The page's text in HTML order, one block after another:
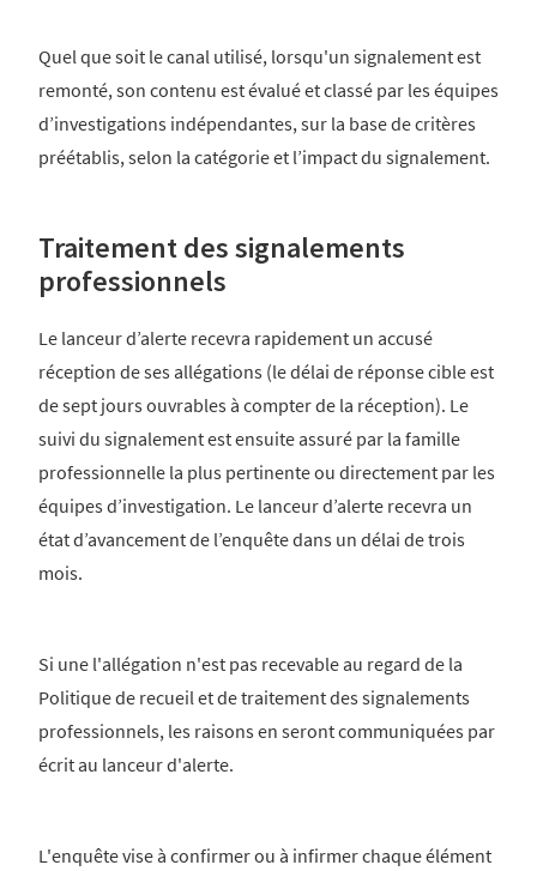
Quel que soit le canal utilisé, lorsqu'un signalement est
remonté, son contenu est évalué et classé par les équipes
d’investigations indépendantes, sur la base de critères
préétablis, selon la catégorie et l’impact du signalement.
Traitement des signalements
professionnels
Le lanceur d’alerte recevra rapidement un accusé
réception de ses allégations (le délai de réponse cible est
de sept jours ouvrables à compter de la réception). Le
suivi du signalement est ensuite assuré par la famille
professionnelle la plus pertinente ou directement par les
équipes d’investigation. Le lanceur d’alerte recevra un
état d’avancement de l’enquête dans un délai de trois
mois.
Si une l'allégation n'est pas recevable au regard de la
Politique de recueil et de traitement des signalements
professionnels, les raisons en seront communiquées par
écrit au lanceur d'alerte.
L'enquête vise à confirmer ou à infirmer chaque élément